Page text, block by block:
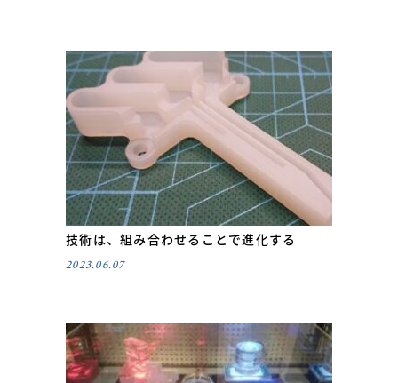
技術は、組み合わせることで進化する
2023.06.07